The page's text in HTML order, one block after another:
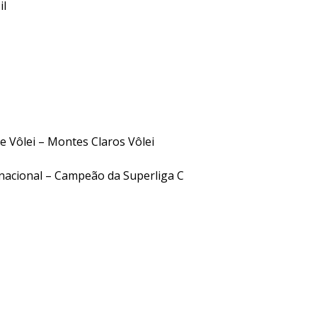
RR-Brasil
Vôlei – Montes Claros Vôlei
– Campeão da Superliga C